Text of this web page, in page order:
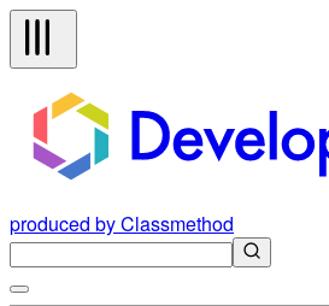
produced by Classmethod